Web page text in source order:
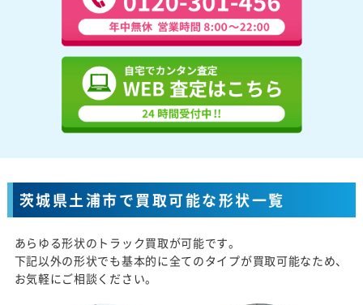
茨城県土浦市で買取可能な形状一覧
あらゆる形状のトラック買取が可能です。
下記以外の形状でも基本的に全てのタイプが買取可能なため、
お気軽にご相談ください。